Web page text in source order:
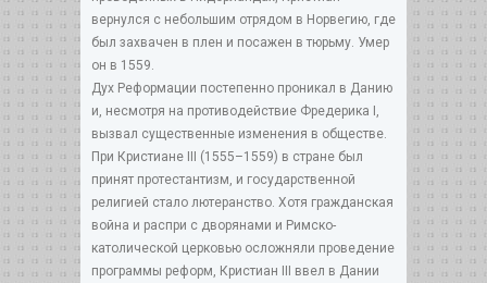
вернулся с небольшим отрядом в Норвегию, где
был захвачен в плен и посажен в тюрьму. Умер
он в 1559.
Дух Реформации постепенно проникал в Данию
и, несмотря на противодействие Фредерика I,
вызвал существенные изменения в обществе.
При Кристиане III (1555–1559) в стране был
принят протестантизм, и государственной
религией стало лютеранство. Хотя гражданская
война и распри с дворянами и Римско-
католической церковью осложняли проведение
программы реформ, Кристиан III ввел в Дании